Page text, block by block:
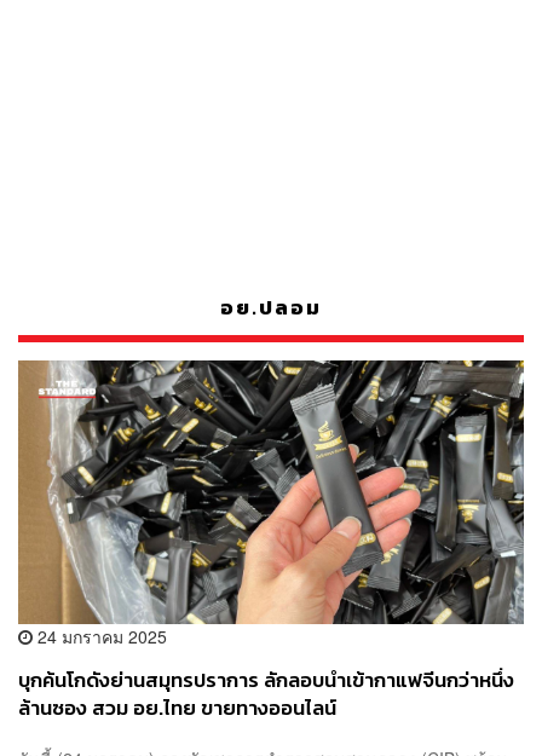
อย.ปลอม
24 มกราคม 2025
บุกค้นโกดังย่านสมุทรปราการ ลักลอบนำเข้ากาแฟจีนกว่าหนึ่ง
ล้านซอง สวม อย.ไทย ขายทางออนไลน์